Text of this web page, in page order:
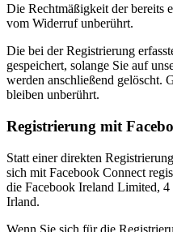
Die Rechtmäßigkeit der bereits
vom Widerruf unberührt.
Die bei der Registrierung
gespeichert, solange Sie auf
werden anschließend gelöscht.
bleiben unberührt.
Registrierung mit
Statt einer direkten
sich mit Facebook Connect
die Facebook Ireland Limited,
Irland.
Wenn Sie sich für die